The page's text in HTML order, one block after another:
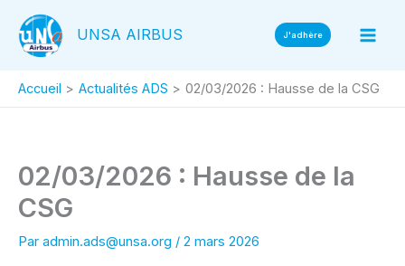
contenu
UNSA AIRBUS J'adhère
Accueil Actualités ADS 02/03/2026 : Hausse de la CSG
02/03/2026 : Hausse de la
CSG
Par admin.ads@unsa.org / 2 mars 2026